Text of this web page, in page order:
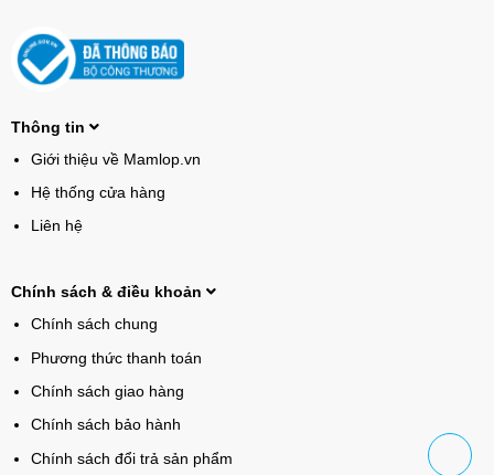
Thông tin
Giới thiệu về Mamlop.vn
Hệ thống cửa hàng
Liên hệ
Chính sách & điều khoản
Chính sách chung
Phương thức thanh toán
Chính sách giao hàng
Chính sách bảo hành
Chính sách đổi trả sản phẩm